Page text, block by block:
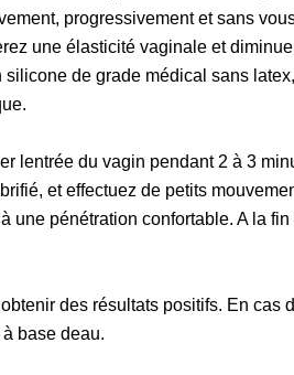
progressivement et sans
une élasticité vaginale et
de grade médical sans
lentrée du vagin pendant 2 à 3
et effectuez de petits
une pénétration confortable. A la
des résultats positifs. En cas
base deau.